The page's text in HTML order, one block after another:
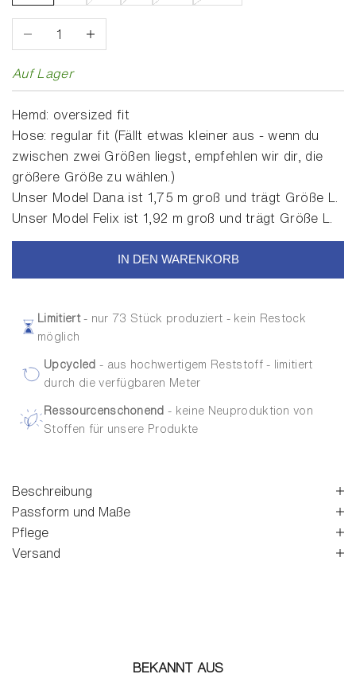
Anzahl verringernAnzahl erhöhen
Auf Lager
Hemd: oversized fit
Hose: regular fit (Fällt etwas kleiner aus - wenn du
zwischen zwei Größen liegst, empfehlen wir dir, die
größere Größe zu wählen.)
Unser Model Dana ist 1,75 m groß und trägt Größe L.
Unser Model Felix ist 1,92 m groß und trägt Größe L.
IN DEN WARENKORB
Limitiert- nur 73 Stück produziert - kein Restock
möglich
Upcycled - aus hochwertigem Reststoff - limitiert
durch die verfügbaren Meter
Ressourcenschonend- keine Neuproduktion von
Stoffen für unsere Produkte
Beschreibung
Passform und Maße
Pflege
Versand
BEKANNT AUS